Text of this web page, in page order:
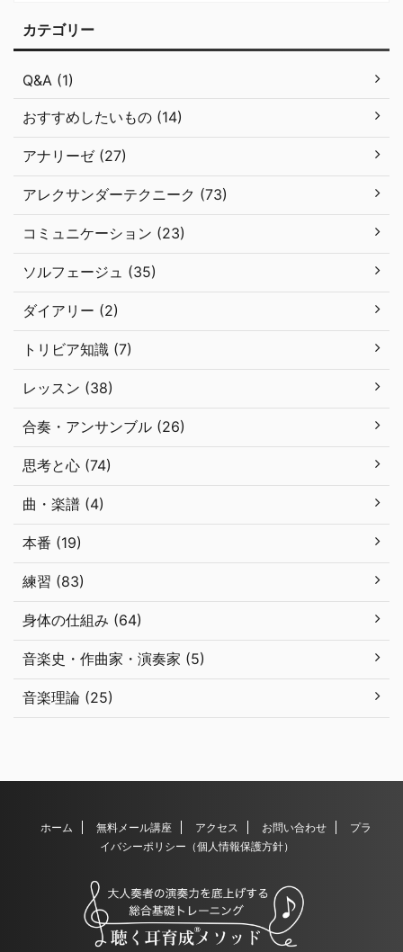
カテゴリー
Q&A (1)
おすすめしたいもの (14)
アナリーゼ (27)
アレクサンダーテクニーク (73)
コミュニケーション (23)
ソルフェージュ (35)
ダイアリー (2)
トリビア知識 (7)
レッスン (38)
合奏・アンサンブル (26)
思考と心 (74)
曲・楽譜 (4)
本番 (19)
練習 (83)
身体の仕組み (64)
音楽史・作曲家・演奏家 (5)
音楽理論 (25)
ホーム 無料メール講座 アクセス お問い合わせ
プラ
イバシーポリシー（個人情報保護方針）